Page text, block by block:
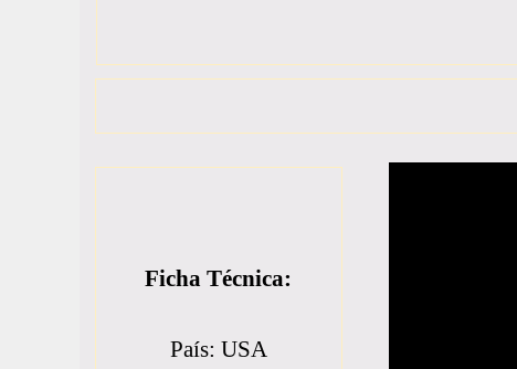
Ficha Técnica:
País: USA